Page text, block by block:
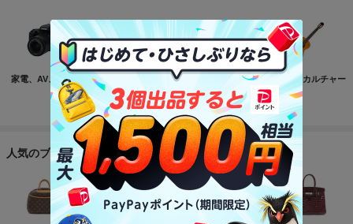
家電、AV、カメラ コンピュータ おもちゃ、ゲーム ホビー、カルチャー
もっと見る
人気のブランド